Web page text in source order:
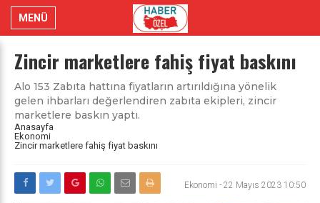
MENÜ
Zincir marketlere fahiş fiyat baskını
Alo 153 Zabıta hattına fiyatların artırıldığına yönelik
gelen ihbarları değerlendiren zabıta ekipleri, zincir
marketlere baskın yaptı.
Anasayfa
Ekonomi
Zincir marketlere fahiş fiyat baskını
Ekonomi - 22 Mayıs 2023 10:50